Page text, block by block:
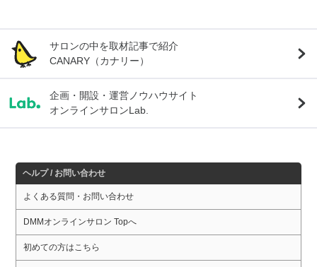
サロンの中を取材記事で紹介
CANARY（カナリー）
企画・開設・運営ノウハウサイト
オンラインサロンLab.
ヘルプ / お問い合わせ
よくある質問・お問い合わせ
DMMオンラインサロン Topへ
初めての方はこちら